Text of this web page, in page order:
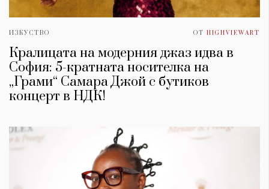
ИЗКУСТВО ОТ HIGHVIEWART
Кралицата на модерния джаз идва в
София: 5-кратната носителка на
„Грами“ Самара Джой с бутиков
концерт в НДК!